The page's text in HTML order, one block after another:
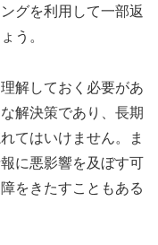
グを利用して一部返
う。
解しておく必要があ
解決策であり、長期
てはいけません。ま
に悪影響を及ぼす可
をきたすこともある